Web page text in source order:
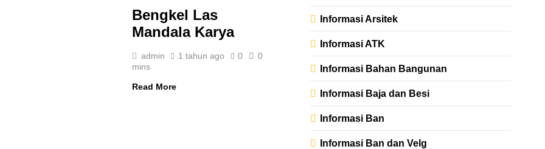
Bengkel Las
Mandala Karya
admin 1 tahun ago 0
0
mins
Read More
Informasi Arsitek
Informasi ATK
Informasi Bahan Bangunan
Informasi Baja dan Besi
Informasi Ban
Informasi Ban dan Velg